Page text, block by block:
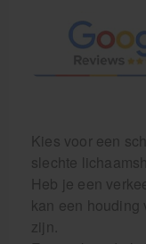
Kies voor een
slechte
Heb je een
kan een houding
zijn.